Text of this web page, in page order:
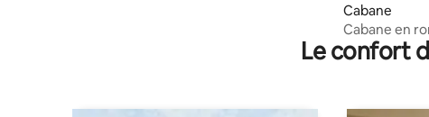
Cabane
Cabane en
montagnes
Le confort